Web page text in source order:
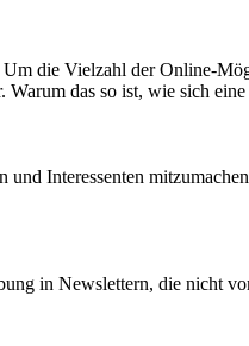
die Vielzahl der Online-
das so ist, wie sich
Interessenten
in Newslettern, die nicht